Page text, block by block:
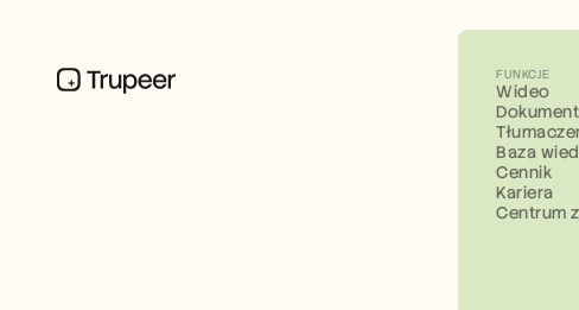
FUNKCJE
Wideo
Baza
Cennik
Kariera
Centrum